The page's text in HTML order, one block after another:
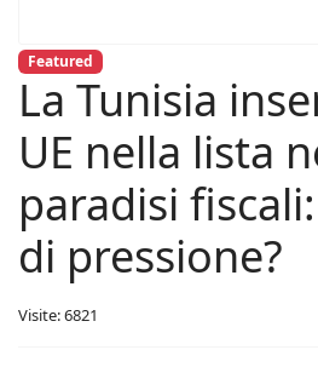
Featured
La Tunisia
UE nella lista
paradisi
di pressione?
Visite: 6821